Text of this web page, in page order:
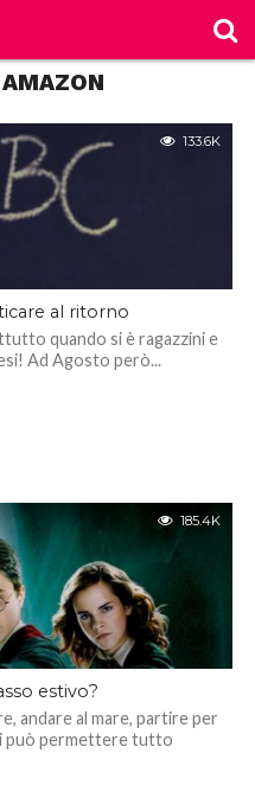
133.6K
al ritorno
quando si è ragazzini e
Ad Agosto però...
185.4K
estivo?
andare al mare, partire per
può permettere tutto